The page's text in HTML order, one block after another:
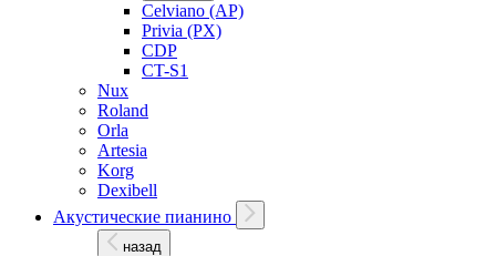
Celviano (AP)
Privia (PX)
CDP
CT-S1
Nux
Roland
Orla
Artesia
Korg
Dexibell
Акустические пианино
назад